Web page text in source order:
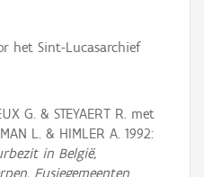
het Sint-Lucasarchief
G. & STEYAERT R. met
L. & HIMLER A. 1992:
in België,
Fusiegemeenten